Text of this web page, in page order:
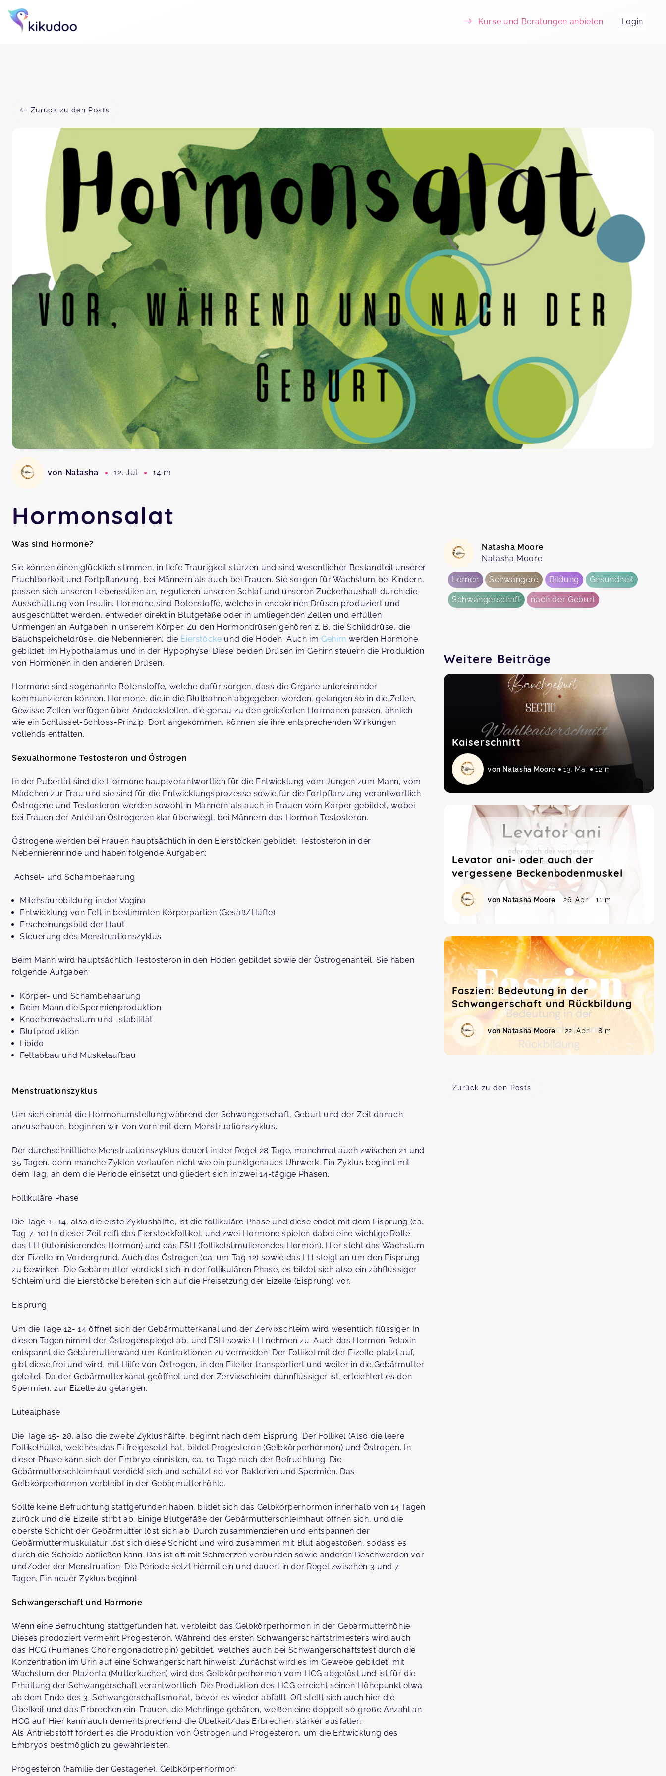
Kurse und Beratungen anbieten Login
Zurück zu den Posts
von Natasha 12. Jul 14 m
Hormonsalat
Was sind Hormone?
Sie können einen glücklich stimmen, in tiefe Traurigkeit stürzen und sind wesentlicher Bestandteil unserer
Fruchtbarkeit und Fortpflanzung, bei Männern als auch bei Frauen. Sie sorgen für Wachstum bei Kindern,
passen sich unseren Lebensstilen an, regulieren unseren Schlaf und unseren Zuckerhaushalt durch die
Ausschüttung von Insulin. Hormone sind Botenstoffe, welche in endokrinen Drüsen produziert und
ausgeschüttet werden, entweder direkt in Blutgefäße oder in umliegenden Zellen und erfüllen
Unmengen an Aufgaben in unserem Körper. Zu den Hormondrüsen gehören z. B. die Schilddrüse, die
Bauchspeicheldrüse, die Nebennieren, die Eierstöcke und die Hoden. Auch imGehirn werden Hormone
gebildet: im Hypothalamus und in der Hypophyse. Diese beiden Drüsen im Gehirn steuern die Produktion
von Hormonen in den anderen Drüsen.
Hormone sind sogenannte Botenstoffe, welche dafür sorgen, dass die Organe untereinander
kommunizieren können. Hormone, die in die Blutbahnen abgegeben werden, gelangen so in die Zellen.
Gewisse Zellen verfügen über Andockstellen, die genau zu den gelieferten Hormonen passen, ähnlich
wie ein Schlüssel-Schloss-Prinzip. Dort angekommen, können sie ihre entsprechenden Wirkungen
vollends entfalten.
Sexualhormone Testosteron und Östrogen
In der Pubertät sind die Hormone hauptverantwortlich für die Entwicklung vom Jungen zum Mann, vom
Mädchen zur Frau und sie sind für die Entwicklungsprozesse sowie für die Fortpflanzung verantwortlich.
Östrogene und Testosteron werden sowohl in Männern als auch in Frauen vom Körper gebildet, wobei
bei Frauen der Anteil an Östrogenen klar überwiegt, bei Männern das Hormon Testosteron.
Östrogene werden bei Frauen hauptsächlich in den Eierstöcken gebildet, Testosteron in der
Nebennierenrinde und haben folgende Aufgaben:
Achsel- und Schambehaarung
Milchsäurebildung in der Vagina
Entwicklung von Fett in bestimmten Körperpartien (Gesäß/Hüfte)
Erscheinungsbild der Haut
Steuerung des Menstruationszyklus
Beim Mann wird hauptsächlich Testosteron in den Hoden gebildet sowie der Östrogenanteil. Sie haben
folgende Aufgaben:
Körper- und Schambehaarung
Beim Mann die Spermienproduktion
Knochenwachstum und -stabilität
Blutproduktion
Libido
Fettabbau und Muskelaufbau
Menstruationszyklus
Um sich einmal die Hormonumstellung während der Schwangerschaft, Geburt und der Zeit danach
anzuschauen, beginnen wir von vorn mit dem Menstruationszyklus.
Der durchschnittliche Menstruationszyklus dauert in der Regel 28 Tage, manchmal auch zwischen 21 und
35 Tagen, denn manche Zyklen verlaufen nicht wie ein punktgenaues Uhrwerk. Ein Zyklus beginnt mit
dem Tag, an dem die Periode einsetzt und gliedert sich in zwei 14-tägige Phasen.
Follikuläre Phase
Die Tage 1- 14, also die erste Zyklushälfte, ist die follikuläre Phase und diese endet mit dem Eisprung (ca.
Tag 7-10) In dieser Zeit reift das Eierstockfollikel, und zwei Hormone spielen dabei eine wichtige Rolle:
das LH (luteinisierendes Hormon) und das FSH (follikelstimulierendes Hormon). Hier steht das Wachstum
der Eizelle im Vordergrund. Auch das Östrogen (ca. um Tag 12) sowie das LH steigt an um den Eisprung
zu bewirken. Die Gebärmutter verdickt sich in der follikulären Phase, es bildet sich also ein zähflüssiger
Schleim und die Eierstöcke bereiten sich auf die Freisetzung der Eizelle (Eisprung) vor.
Eisprung
Um die Tage 12- 14 öffnet sich der Gebärmutterkanal und der Zervixschleim wird wesentlich flüssiger. In
diesen Tagen nimmt der Östrogenspiegel ab, und FSH sowie LH nehmen zu. Auch das Hormon Relaxin
entspannt die Gebärmutterwand um Kontraktionen zu vermeiden. Der Follikel mit der Eizelle platzt auf,
gibt diese frei und wird, mit Hilfe von Östrogen, in den Eileiter transportiert und weiter in die Gebärmutter
geleitet. Da der Gebärmutterkanal geöffnet und der Zervixschleim dünnflüssiger ist, erleichtert es den
Spermien, zur Eizelle zu gelangen.
Lutealphase
Die Tage 15- 28, also die zweite Zyklushälfte, beginnt nach dem Eisprung. Der Follikel (Also die leere
Follikelhülle), welches das Ei freigesetzt hat, bildet Progesteron (Gelbkörperhormon) und Östrogen. In
dieser Phase kann sich der Embryo einnisten, ca. 10 Tage nach der Befruchtung. Die
Gebärmutterschleimhaut verdickt sich und schützt so vor Bakterien und Spermien. Das
Gelbkörperhormon verbleibt in der Gebärmutterhöhle.
Sollte keine Befruchtung stattgefunden haben, bildet sich das Gelbkörperhormon innerhalb von 14 Tagen
zurück und die Eizelle stirbt ab. Einige Blutgefäße der Gebärmutterschleimhaut öffnen sich, und die
oberste Schicht der Gebärmutter löst sich ab. Durch zusammenziehen und entspannen der
Gebärmuttermuskulatur löst sich diese Schicht und wird zusammen mit Blut abgestoßen, sodass es
durch die Scheide abfließen kann. Das ist oft mit Schmerzen verbunden sowie anderen Beschwerden vor
und/oder der Menstruation. Die Periode setzt hiermit ein und dauert in der Regel zwischen 3 und 7
Tagen. Ein neuer Zyklus beginnt.
Schwangerschaft und Hormone
Wenn eine Befruchtung stattgefunden hat, verbleibt das Gelbkörperhormon in der Gebärmutterhöhle.
Dieses prodoziert vermehrt Progesteron. Während des ersten Schwangerschaftstrimesters wird auch
das HCG (Humanes Choriongonadotropin) gebildet, welches auch bei Schwangerschaftstest durch die
Konzentration im Urin auf eine Schwangerschaft hinweist. Zunächst wird es im Gewebe gebildet, mit
Wachstum der Plazenta (Mutterkuchen) wird das Gelbkörperhormon vom HCG abgelöst und ist für die
Erhaltung der Schwangerschaft verantwortlich. Die Produktion des HCG erreicht seinen Höhepunkt etwa
ab dem Ende des 3. Schwangerschaftsmonat, bevor es wieder abfällt. Oft stellt sich auch hier die
Übelkeit und das Erbrechen ein. Frauen, die Mehrlinge gebären, weißen eine doppelt so große Anzahl an
HCG auf. Hier kann auch dementsprechend die Übelkeit/das Erbrechen stärker ausfallen.
Als Antriebstoff fördert es die Produktion von Östrogen und Progesteron, um die Entwicklung des
Embryos bestmöglich zu gewährleisten.
Progesteron (Familie der Gestagene), Gelbkörperhormon:
Natasha Moore
Natasha Moore
Lernen Schwangere Bildung Gesundheit
Schwangerschaft nach der Geburt
Weitere Beiträge
Kaiserschnitt
von Natasha Moore 13. Mai 12 m
Levator ani- oder auch der
vergessene Beckenbodenmuskel
von Natasha Moore 26. Apr 11 m
Faszien: Bedeutung in der
Schwangerschaft und Rückbildung
von Natasha Moore 22. Apr 8 m
Zurück zu den Posts